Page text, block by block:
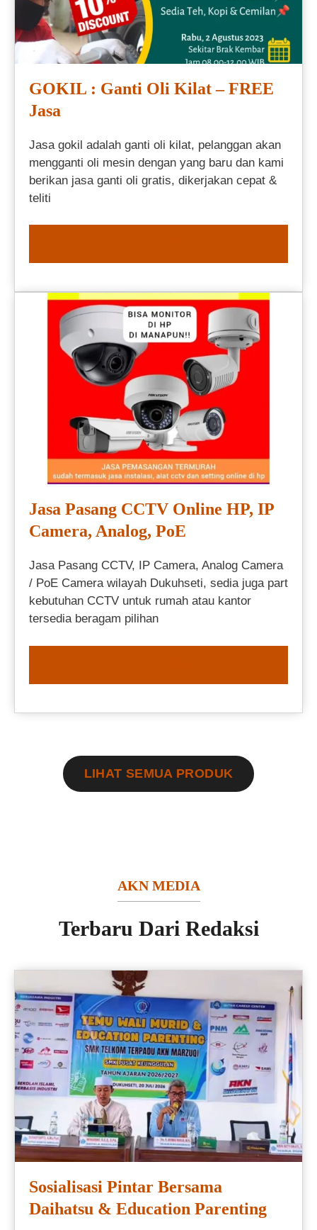
GOKIL : Ganti Oli Kilat – FREE
Jasa
Jasa gokil adalah ganti oli kilat, pelanggan akan
mengganti oli mesin dengan yang baru dan kami
berikan jasa ganti oli gratis, dikerjakan cepat &
teliti
Jasa Pasang CCTV Online HP, IP
Camera, Analog, PoE
Jasa Pasang CCTV, IP Camera, Analog Camera
/ PoE Camera wilayah Dukuhseti, sedia juga part
kebutuhan CCTV untuk rumah atau kantor
tersedia beragam pilihan
LIHAT SEMUA PRODUK
AKN MEDIA
Terbaru Dari Redaksi
Sosialisasi Pintar Bersama
Daihatsu & Education Parenting